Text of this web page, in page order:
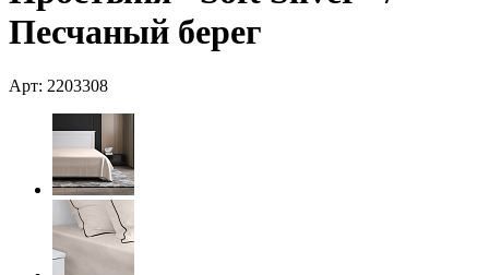
Песчаный берег
Арт: 2203308